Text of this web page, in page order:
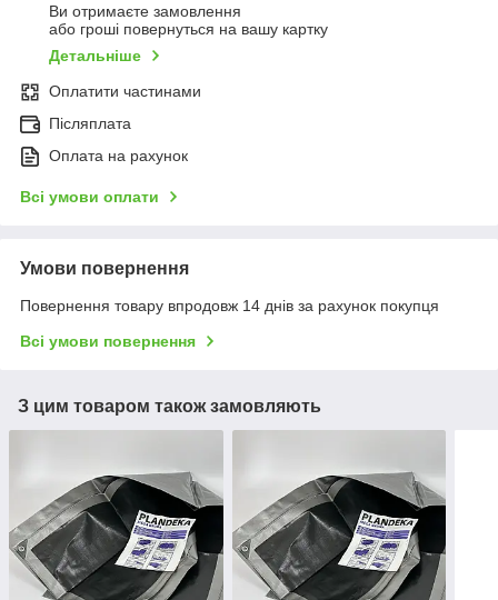
Ви отримаєте замовлення
або гроші повернуться на вашу картку
Детальніше
Оплатити частинами
Післяплата
Оплата на рахунок
Всі умови оплати
Умови повернення
Повернення товару впродовж 14 днів за рахунок покупця
Всі умови повернення
З цим товаром також замовляють